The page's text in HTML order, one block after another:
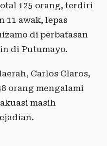
125 orang, terdiri
11 awak, lepas
di perbatasan
di Putumayo.
Carlos Claros,
orang mengalami
masih